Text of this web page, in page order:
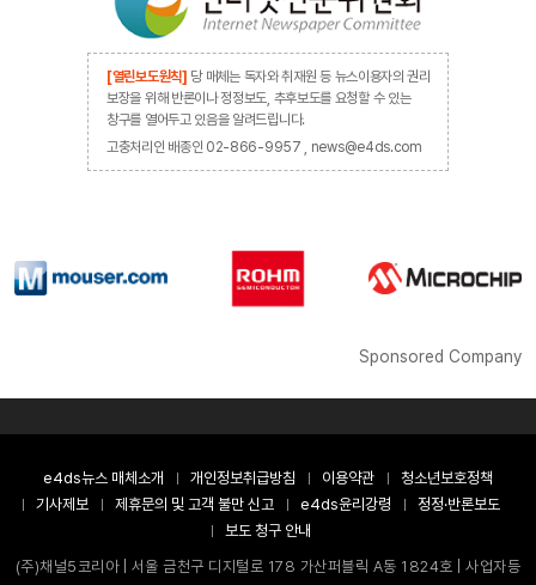
[열린보도원칙] 당 매체는 독자와 취재원 등 뉴스이용자의 권리
보장을 위해 반론이나 정정보도, 추후보도를 요청할 수 있는
창구를 열어두고 있음을 알려드립니다.
고충처리인 배종인 02-866-9957 , news@e4ds.com
Sponsored Company
e4ds뉴스 매체소개 개인정보취급방침 이용약관
청소년보호정책
기사제보
제휴문의 및 고객 불만 신고 e4ds윤리강령
정정·반론보도
보도 청구 안내
(주)채널5코리아 | 서울 금천구 디지털로 178 가산퍼블릭 A동 1824호 | 사업자등